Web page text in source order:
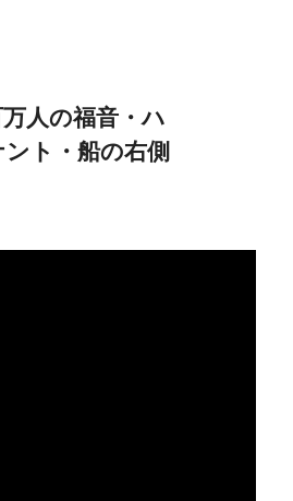
人の福音・ハ
ト・船の右側